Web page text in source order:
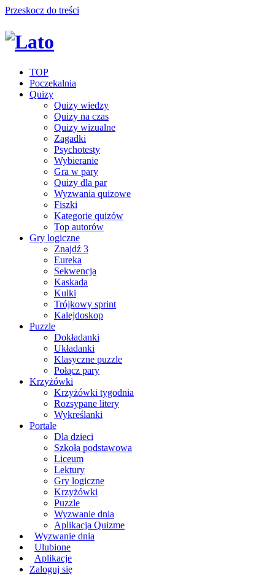
Przeskocz do treści
TOP
Poczekalnia
Quizy
Quizy wiedzy
Quizy na czas
Quizy wizualne
Zagadki
Psychotesty
Wybieranie
Gra w pary
Quizy dla par
Wyzwania quizowe
Fiszki
Kategorie quizów
Top autorów
Gry logiczne
Znajdź 3
Eureka
Sekwencja
Kaskada
Kulki
Trójkowy sprint
Kalejdoskop
Puzzle
Dokładanki
Układanki
Klasyczne puzzle
Połącz pary
Krzyżówki
Krzyżówki tygodnia
Rozsypane litery
Wykreślanki
Portale
Dla dzieci
Szkoła podstawowa
Liceum
Lektury
Gry logiczne
Krzyżówki
Puzzle
Wyzwanie dnia
Aplikacja Quizme
Wyzwanie dnia
Ulubione
Aplikacje
Zaloguj się